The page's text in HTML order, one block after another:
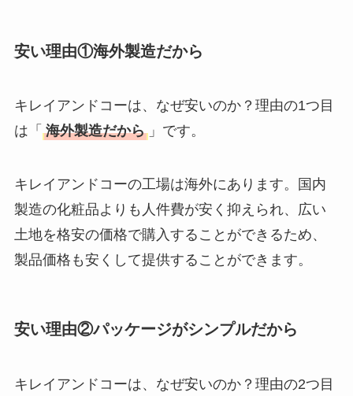
クレ・ド・ポー ボー
法も解説！
気？安く買える方法
も解説！
The Rowはなぜ高
方法も解説！
安い理由①海外製造だから
キレイアンドコーは、なぜ安いのか？理由の1つ目
は「 海外製造だから 」です。
キレイアンドコーの工場は海外にあります。国内
製造の化粧品よりも人件費が安く抑えられ、広い
土地を格安の価格で購入することができるため、
製品価格も安くして提供することができます。
安い理由②パッケージがシンプルだから
キレイアンドコーは、なぜ安いのか？理由の2つ目